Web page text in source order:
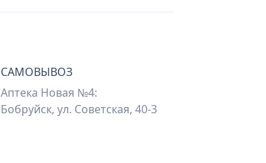
САМОВЫВОЗ
Аптека Новая №4:
Бобруйск, ул. Советская, 40-3